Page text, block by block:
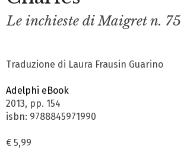
Le inchieste di Maigret n. 75
Traduzione di Laura Frausin Guarino
Adelphi eBook
2013, pp. 154
isbn: 9788845971990
€ 5,99